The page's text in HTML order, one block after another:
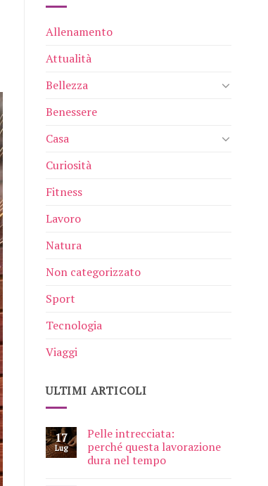
Allenamento
Attualità
Bellezza
Benessere
Casa
Curiosità
Fitness
Lavoro
Natura
Non categorizzato
Sport
Tecnologia
Viaggi
ULTIMI ARTICOLI
17
Lug
Pelle intrecciata:
perché questa lavorazione
dura nel tempo